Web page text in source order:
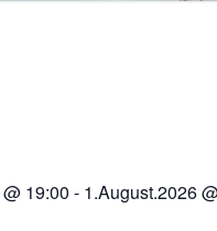
@ 19:00 - 1.August.2026